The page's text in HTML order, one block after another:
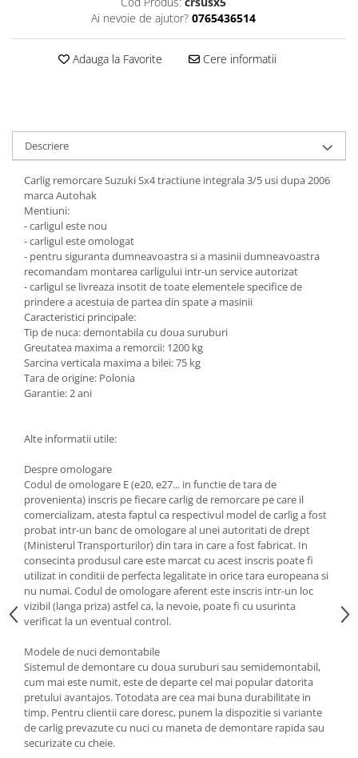
Carlige Infiniti
Carlige Jaecoo
Carlige Jaecoo 5
Carlige Jaecoo 7
Carlige Jaecoo E5
Carlige Jeep
Carlige Kia
Carlige Kia EV4
Carlige Kia EV5
Carlige Kia PV5
Carlige Lada
Carlige Lancia
Carlige Land Rover
Carlige Lexus
Carlige Mercedes
Carlige MG
Carlige Mini
Carlige Mitsubishi
Carlige Nissan
Carlige Omoda
Carlige Opel
Carlige Peugeot
Carlige Plymouth
Carlige Polestar
Carlige Porsche
Carlige Renault
Ai nevoie de ajutor? 0765436514
Adauga la Favorite Cere informatii
Descriere
Carlig remorcare Suzuki Sx4 tractiune integrala 3/5 usi dupa 2006
marca Autohak
Mentiuni:
- carligul este nou
- carligul este omologat
- pentru siguranta dumneavoastra si a masinii dumneavoastra
recomandam montarea carligului intr-un service autorizat
- carligul se livreaza insotit de toate elementele specifice de
prindere a acestuia de partea din spate a masinii
Caracteristici principale:
Tip de nuca: demontabila cu doua suruburi
Greutatea maxima a remorcii: 1200 kg
Sarcina verticala maxima a bilei: 75 kg
Tara de origine: Polonia
Garantie: 2 ani
Alte informatii utile:
Despre omologare
Codul de omologare E (e20, e27... in functie de tara de
provenienta) inscris pe fiecare carlig de remorcare pe care il
comercializam, atesta faptul ca respectivul model de carlig a fost
probat intr-un banc de omologare al unei autoritati de drept
(Ministerul Transporturilor) din tara in care a fost fabricat. In
consecinta produsul care este marcat cu acest inscris poate fi
utilizat in conditii de perfecta legalitate in orice tara europeana si
nu numai. Codul de omologare aferent este inscris intr-un loc
vizibil (langa priza) astfel ca, la nevoie, poate fi cu usurinta
verificat la un eventual control.
Modele de nuci demontabile
Sistemul de demontare cu doua suruburi sau semidemontabil,
cum mai este numit, este de departe cel mai popular datorita
pretului avantajos. Totodata are cea mai buna durabilitate in
timp. Pentru clientii care doresc, punem la dispozitie si variante
de carlig prevazute cu nuci cu maneta de demontare rapida sau
securizate cu cheie.